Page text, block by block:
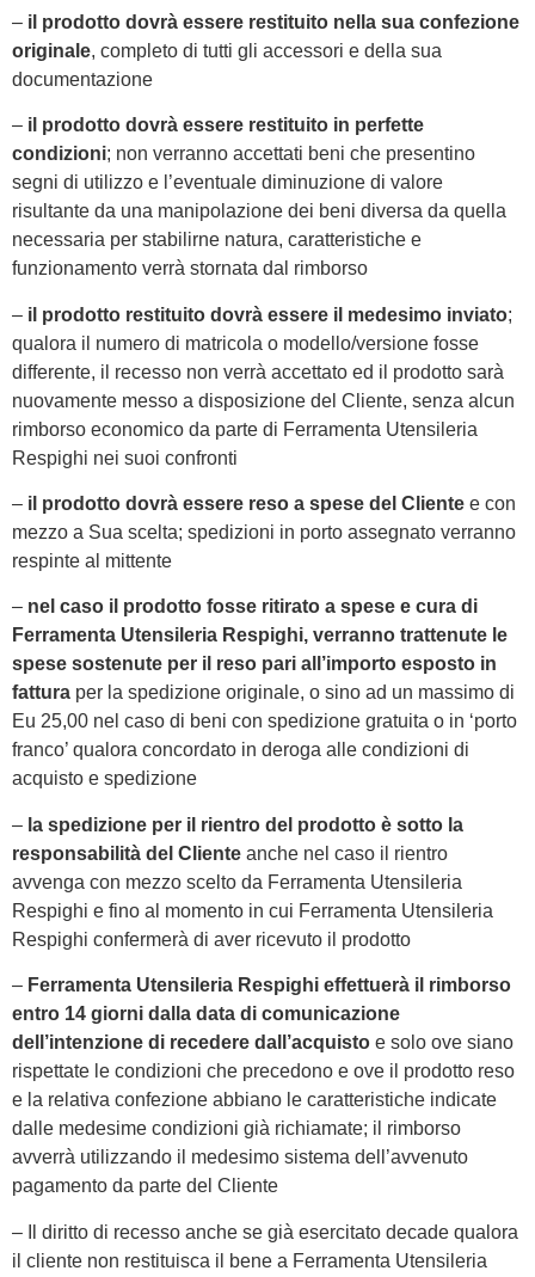
– il prodotto dovrà essere restituito nella sua confezione
originale, completo di tutti gli accessori e della sua
documentazione
– il prodotto dovrà essere restituito in perfette
condizioni; non verranno accettati beni che presentino
segni di utilizzo e l’eventuale diminuzione di valore
risultante da una manipolazione dei beni diversa da quella
necessaria per stabilirne natura, caratteristiche e
funzionamento verrà stornata dal rimborso
– il prodotto restituito dovrà essere il medesimo inviato;
qualora il numero di matricola o modello/versione fosse
differente, il recesso non verrà accettato ed il prodotto sarà
nuovamente messo a disposizione del Cliente, senza alcun
rimborso economico da parte di Ferramenta Utensileria
Respighi nei suoi confronti
– il prodotto dovrà essere reso a spese del Cliente e con
mezzo a Sua scelta; spedizioni in porto assegnato verranno
respinte al mittente
– nel caso il prodotto fosse ritirato a spese e cura di
Ferramenta Utensileria Respighi, verranno trattenute le
spese sostenute per il reso pari all’importo esposto in
fattura per la spedizione originale, o sino ad un massimo di
Eu 25,00 nel caso di beni con spedizione gratuita o in ‘porto
franco’ qualora concordato in deroga alle condizioni di
acquisto e spedizione
– la spedizione per il rientro del prodotto è sotto la
responsabilità del Cliente anche nel caso il rientro
avvenga con mezzo scelto da Ferramenta Utensileria
Respighi e fino al momento in cui Ferramenta Utensileria
Respighi confermerà di aver ricevuto il prodotto
– Ferramenta Utensileria Respighi effettuerà il rimborso
entro 14 giorni dalla data di comunicazione
dell’intenzione di recedere dall’acquisto e solo ove siano
rispettate le condizioni che precedono e ove il prodotto reso
e la relativa confezione abbiano le caratteristiche indicate
dalle medesime condizioni già richiamate; il rimborso
avverrà utilizzando il medesimo sistema dell’avvenuto
pagamento da parte del Cliente
– Il diritto di recesso anche se già esercitato decade qualora
il cliente non restituisca il bene a Ferramenta Utensileria